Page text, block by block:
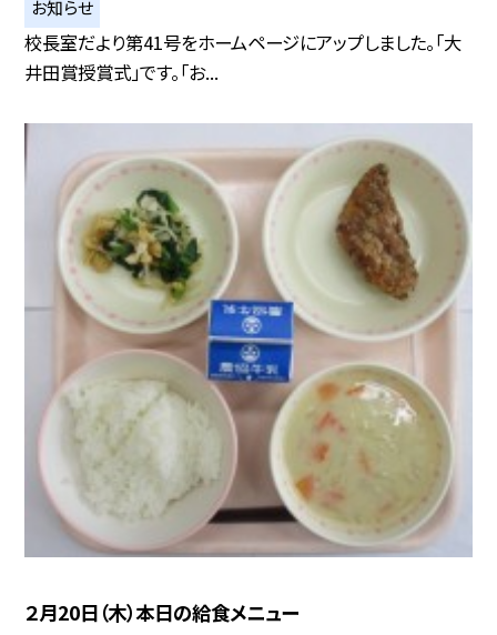
お知らせ
校長室だより第41号をホームページにアップしました。「大
井田賞授賞式」です。「お...
２月20日（木）本日の給食メニュー